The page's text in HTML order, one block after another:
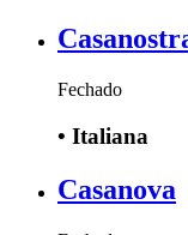
Fechado
• Italiana
Casanova